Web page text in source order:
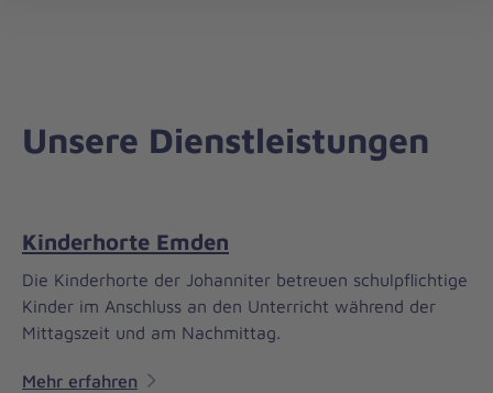
Unsere Dienstleistungen
Kinderhorte Emden
Die Kinderhorte der Johanniter betreuen schulpflichtige
Kinder im Anschluss an den Unterricht während der
Mittagszeit und am Nachmittag.
Mehr erfahren